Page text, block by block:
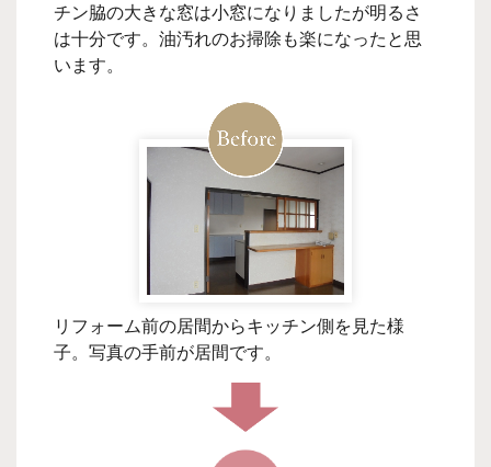
チン脇の大きな窓は小窓になりましたが明るさ
は十分です。油汚れのお掃除も楽になったと思
います。
リフォーム前の居間からキッチン側を見た様
子。写真の手前が居間です。